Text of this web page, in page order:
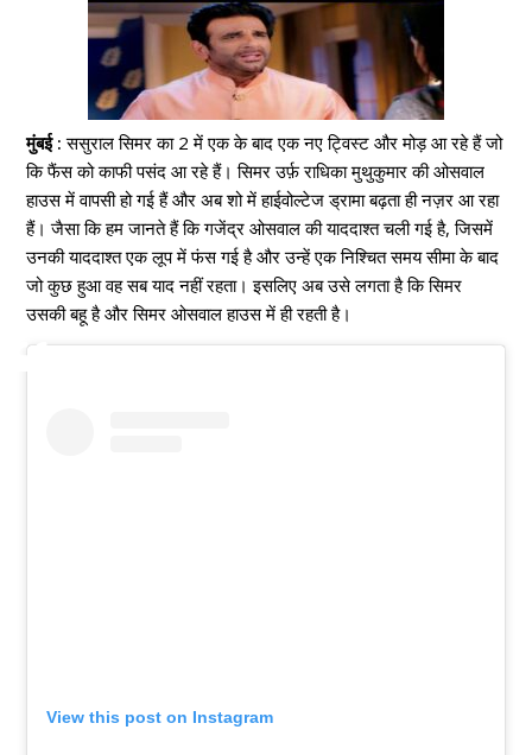
मुंबई : ससुराल सिमर का 2 में एक के बाद एक नए ट्विस्ट और मोड़ आ रहे हैं जो
कि फैंस को काफी पसंद आ रहे हैं। सिमर उर्फ़ राधिका मुथुकुमार की ओसवाल
हाउस में वापसी हो गई हैं और अब शो में हाईवोल्टेज ड्रामा बढ़ता ही नज़र आ रहा
हैं। जैसा कि हम जानते हैं कि गजेंद्र ओसवाल की याददाश्त चली गई है, जिसमें
उनकी याददाश्त एक लूप में फंस गई है और उन्हें एक निश्चित समय सीमा के बाद
जो कुछ हुआ वह सब याद नहीं रहता। इसलिए अब उसे लगता है कि सिमर
उसकी बहू है और सिमर ओसवाल हाउस में ही रहती है।
View this post on Instagram